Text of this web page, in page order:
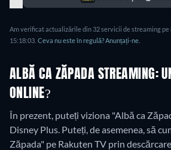
Am verificat actualizările din 32 servicii de streaming pe
15:18:03. Ceva nu este în regulă? Anunțați-ne.
ALBĂ CA ZĂPADA STREAMING:
ONLINE?
În prezent, puteți viziona "Albă ca
Disney Plus. Puteți, de asemenea, să
Zăpada" pe Rakuten TV prin